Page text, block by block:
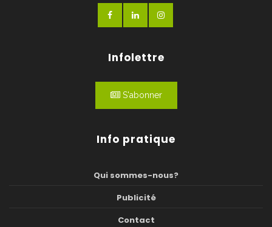
Infolettre
S'abonner
Info pratique
Qui sommes-nous?
Publicité
Contact